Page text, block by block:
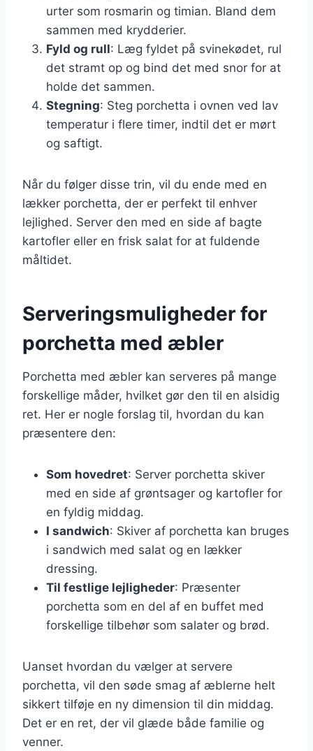
urter som rosmarin og timian. Bland dem
sammen med krydderier.
Fyld og rull: Læg fyldet på svinekødet, rul
det stramt op og bind det med snor for at
holde det sammen.
Stegning: Steg porchetta i ovnen ved lav
temperatur i flere timer, indtil det er mørt
og saftigt.
Når du følger disse trin, vil du ende med en
lækker porchetta, der er perfekt til enhver
lejlighed. Server den med en side af bagte
kartofler eller en frisk salat for at fuldende
måltidet.
Serveringsmuligheder for
porchetta med æbler
Porchetta med æbler kan serveres på mange
forskellige måder, hvilket gør den til en alsidig
ret. Her er nogle forslag til, hvordan du kan
præsentere den:
Som hovedret: Server porchetta skiver
med en side af grøntsager og kartofler for
en fyldig middag.
I sandwich: Skiver af porchetta kan bruges
i sandwich med salat og en lækker
dressing.
Til festlige lejligheder: Præsenter
porchetta som en del af en buffet med
forskellige tilbehør som salater og brød.
Uanset hvordan du vælger at servere
porchetta, vil den søde smag af æblerne helt
sikkert tilføje en ny dimension til din middag.
Det er en ret, der vil glæde både familie og
venner.